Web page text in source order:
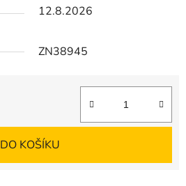
12.8.2026
ZN38945
DO KOŠÍKU